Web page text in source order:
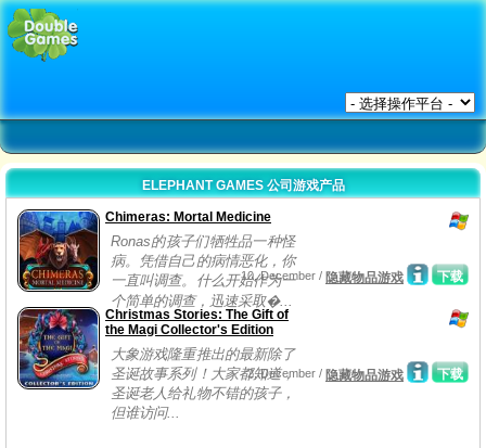
ELEPHANT GAMES 公司游戏产品
Chimeras: Mortal Medicine
Ronas的孩子们牺牲品一种怪
病。凭借自己的病情恶化，你
一直叫调查。什么开始作为一
个简单的调查，迅速采取�...
下载
10, December / 隐藏物品游戏
Christmas Stories: The Gift of
the Magi Collector's Edition
大象游戏隆重推出的最新除了
圣诞故事系列！大家都知道，
圣诞老人给礼物不错的孩子，
但谁访问...
下载
2, December / 隐藏物品游戏